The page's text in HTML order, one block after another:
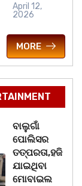
April 12,
2026
MORE
ବାଲୁଗାଁ
ପୋଲିସର
ତତ୍‌ପରତା,ହଜି
ଯାଇଥିବା
ମୋବାଇଲ